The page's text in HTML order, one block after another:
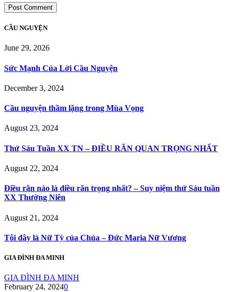
CẦU NGUYỆN
June 29, 2026
Sức Mạnh Của Lời Cầu Nguyện
December 3, 2024
Cầu nguyện thầm lặng trong Mùa Vọng
August 23, 2024
Thứ Sáu Tuần XX TN – ĐIỀU RĂN QUAN TRỌNG NHẤT
August 22, 2024
Điều răn nào là điều răn trọng nhất? – Suy niệm thứ Sáu tuần
XX Thường Niên
August 21, 2024
Tôi đây là Nữ Tỳ của Chúa – Đức Maria Nữ Vương
GIA ĐÌNH ĐA MINH
GIA ĐÌNH ĐA MINH
February 24, 20240